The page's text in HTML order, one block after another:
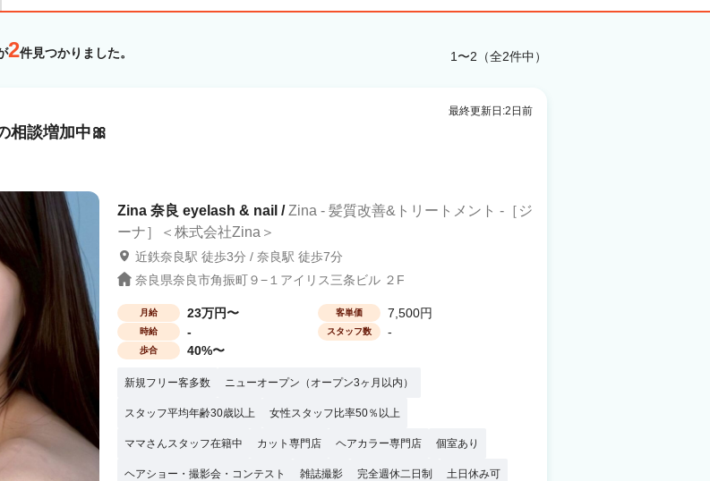
2件見つかりました。 1〜2（全2件中）
最終更新日:2日前
相談増加中🎀
Zina 奈良 eyelash & nail /Zina - 髪質改善&トリートメント -［ジ
ーナ］＜株式会社Zina＞
近鉄奈良駅 徒歩3分 / 奈良駅 徒歩7分
奈良県奈良市角振町９−１アイリス三条ビル ２F
月給 23万円〜 客単価 7,500円
時給 - スタッフ数 -
歩合 40%〜
新規フリー客多数 ニューオープン（オープン3ヶ月以内）
スタッフ平均年齢30歳以上 女性スタッフ比率50％以上
ママさんスタッフ在籍中 カット専門店 ヘアカラー専門店 個室あり
ヘアショー・撮影会・コンテスト 雑誌撮影 完全週休二日制 土日休み可